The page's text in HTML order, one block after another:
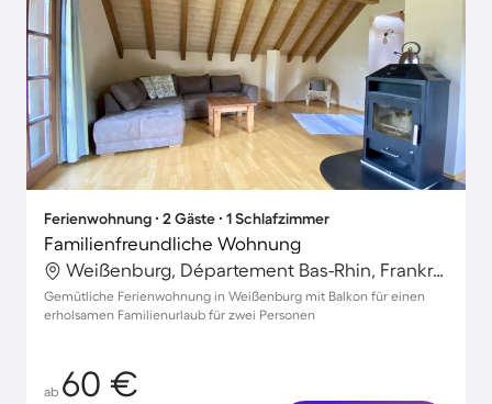
Ferienwohnung ∙ 2 Gäste ∙ 1 Schlafzimmer
Familienfreundliche Wohnung
Weißenburg, Département Bas-Rhin, Frankreich
Gemütliche Ferienwohnung in Weißenburg mit Balkon für einen
erholsamen Familienurlaub für zwei Personen
ab 60 €